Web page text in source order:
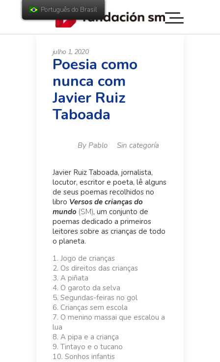
julho 1, 2020
Poesia como
nunca com
Javier Ruiz
Taboada
By Pablo Sin categoría
Javier Ruiz Taboada, jornalista,
locutor, escritor e poeta, lê alguns
de seus poemas recolhidos no
libro Versos de crianças do
mundo (SM), um conjunto de
poemas dedicado a primeiros
leitores sobre as crianças de todo
o planeta.
Jogo de crianças
Os direitos das crianças
A piñata
O garoto da selva
Segundas-feiras no gol
Crianças sem escola
O menino massai que escalou a
lua
A pipa e a criança
Tintayo e o tucano
Sonhos infantis
Português do Brasil